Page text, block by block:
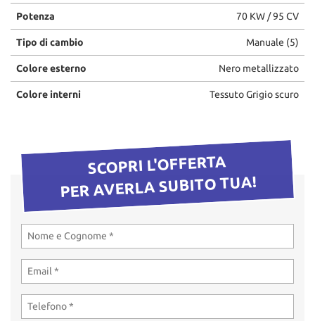
Potenza 70 KW / 95 CV
Tipo di cambio Manuale (5)
Colore esterno Nero metallizzato
Colore interni Tessuto Grigio scuro
SCOPRI L'OFFERTA
PER AVERLA SUBITO TUA!
si
rimanda
cookie
policy.
rivedere
scelte
in
qualsiasi
momento.